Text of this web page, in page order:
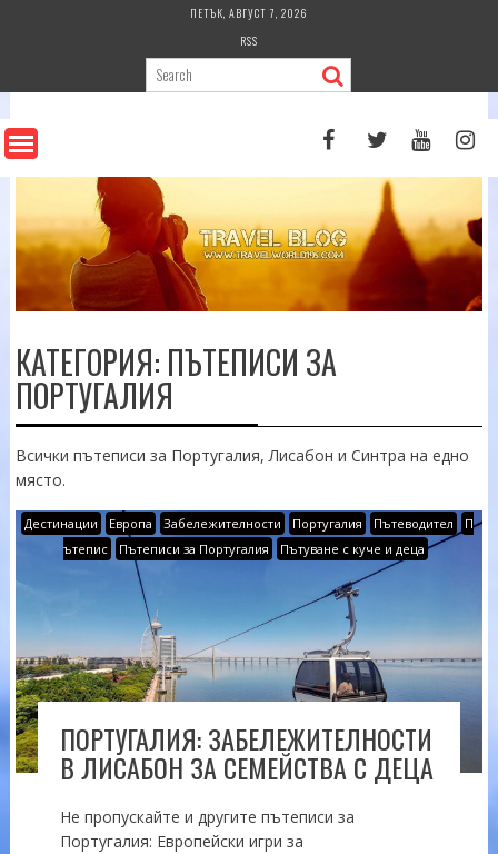
ПЕТЪК, АВГУСТ 7, 2026
RSS
КАТЕГОРИЯ: ПЪТЕПИСИ ЗА
ПОРТУГАЛИЯ
Всички пътеписи за Португалия, Лисабон и Синтра на едно
място.
Дестинации Европа Забележителности Португалия Пътеводител
П
ътепис
Пътеписи за Португалия Пътуване с куче и деца
ПОРТУГАЛИЯ: ЗАБЕЛЕЖИТЕЛНОСТИ
В ЛИСАБОН ЗА СЕМЕЙСТВА С ДЕЦА
Не пропускайте и другите пътеписи за
Португалия: Европейски игри за